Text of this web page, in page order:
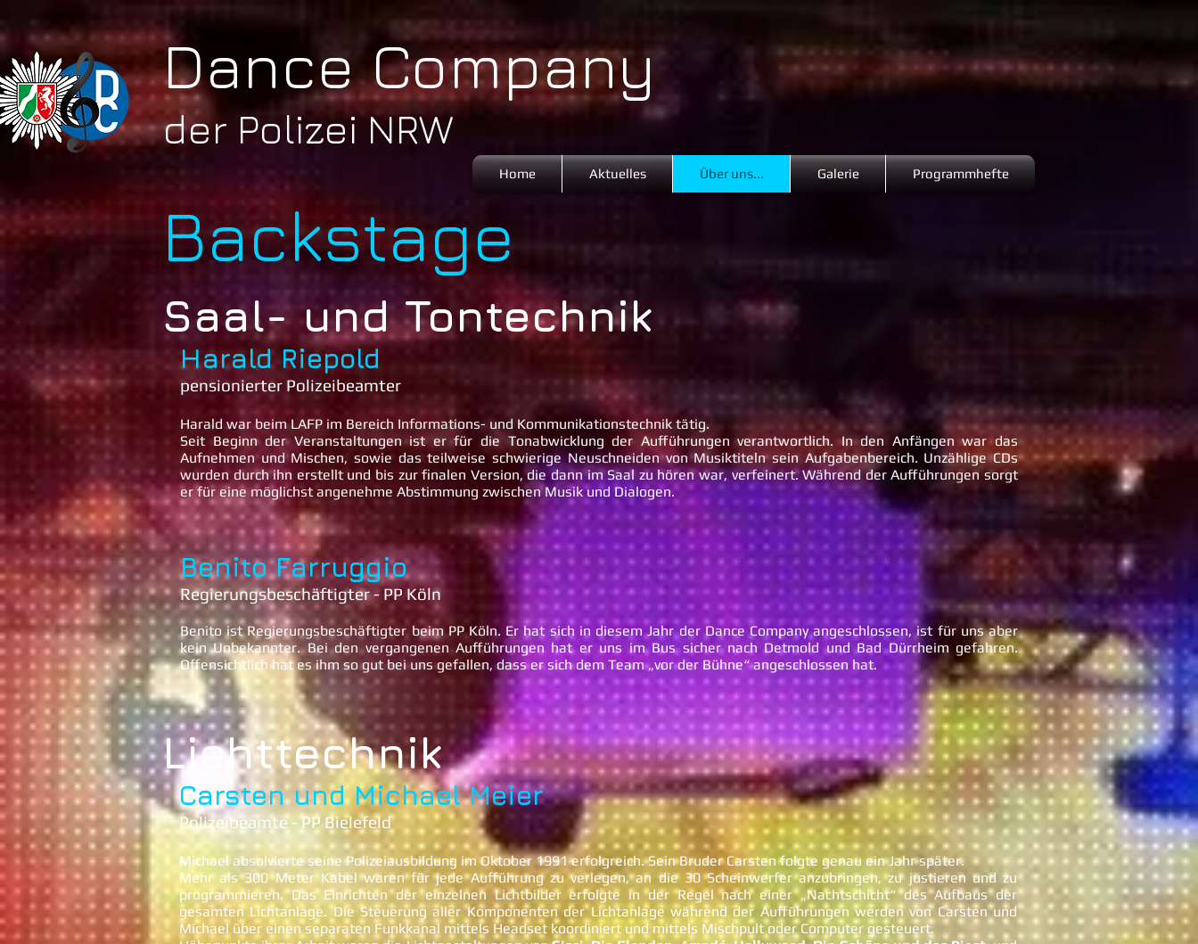
Dance Company
der Polizei NRW
Home Aktuelles Über uns... Galerie Programmhefte
Backstage
Saal- und Tontechnik
Harald Riepold
pensionierter Polizeibeamter
Harald war beim LAFP im Bereich Informations- und Kommunikationstechnik tätig.
Seit Beginn der Veranstaltungen ist er für die Tonabwicklung der Aufführungen verantwortlich. In den Anfängen war das
Aufnehmen und Mischen, sowie das teilweise schwierige Neuschneiden von Musiktiteln sein Aufgabenbereich. Unzählige CDs
wurden durch ihn erstellt und bis zur finalen Version, die dann im Saal zu hören war, verfeinert. Während der Aufführungen sorgt
er für eine möglichst angenehme Abstimmung zwischen Musik und Dialogen.
Benito Farruggio
Regierungsbeschäftigter - PP Köln
Benito ist Regierungsbeschäftigter beim PP Köln. Er hat sich in diesem Jahr der Dance Company angeschlossen, ist für uns aber
kein Unbekannter. Bei den vergangenen Aufführungen hat er uns im Bus sicher nach Detmold und Bad Dürrheim gefahren.
Offensichtlich hat es ihm so gut bei uns gefallen, dass er sich dem Team „vor der Bühne“ angeschlossen hat.
Lichttechnik
Carsten und Michael Meier
Polizeibeamte - PP Bielefeld
Michael absolvierte seine Polizeiausbildung im Oktober 1991 erfolgreich. Sein Bruder Carsten folgte genau ein Jahr später.
Mehr als 300 Meter Kabel waren für jede Aufführung zu verlegen, an die 30 Scheinwerfer anzubringen, zu justieren und zu
programmieren. Das Einrichten der einzelnen Lichtbilder erfolgte in der Regel nach einer „Nachtschicht“ des Aufbaus der
gesamten Lichtanlage. Die Steuerung aller Komponenten der Lichtanlage während der Aufführungen werden von Carsten und
Michael über einen separaten Funkkanal mittels Headset koordiniert und mittels Mischpult oder Computer gesteuert.